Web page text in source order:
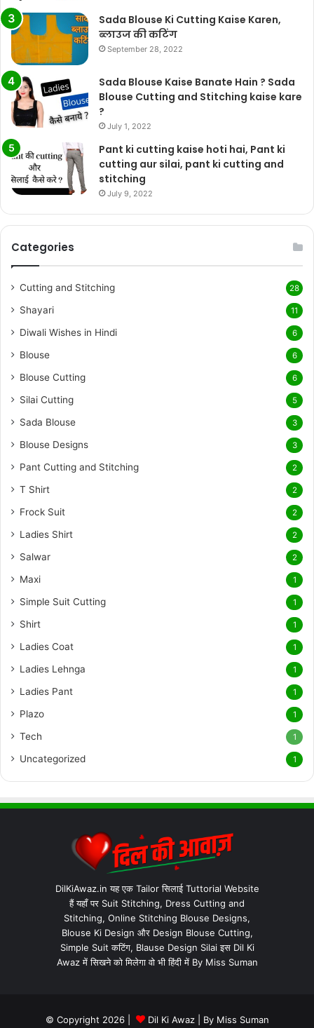
Sada Blouse Ki Cutting Kaise Karen,
ब्लाउज की कटिंग
September 28, 2022
Sada Blouse Kaise Banate Hain ? Sada
Blouse Cutting and Stitching kaise kare
?
July 1, 2022
Pant ki cutting kaise hoti hai, Pant ki
cutting aur silai, pant ki cutting and
stitching
July 9, 2022
Categories
Cutting and Stitching 28
Shayari 11
Diwali Wishes in Hindi 6
Blouse 6
Blouse Cutting 6
Silai Cutting 5
Sada Blouse 3
Blouse Designs 3
Pant Cutting and Stitching 2
T Shirt 2
Frock Suit 2
Ladies Shirt 2
Salwar 2
Maxi 1
Simple Suit Cutting 1
Shirt 1
Ladies Coat 1
Ladies Lehnga 1
Ladies Pant 1
Plazo 1
Tech 1
Uncategorized 1
DilKiAwaz.in यह एक Tailor सिलाई Tuttorial Website
हैं यहाँ पर Suit Stitching, Dress Cutting and
Stitching, Online Stitching Blouse Designs,
Blouse Ki Design और Design Blouse Cutting,
Simple Suit कटिंग, Blause Design Silai इस Dil Ki
Awaz में सिखने को मिलेगा वो भी हिंदी में By Miss Suman
© Copyright 2026 | Dil Ki Awaz| By Miss Suman